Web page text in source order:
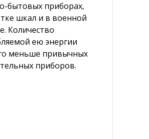
техника
текстиль
бытовых приборах,
шкал и в военной
Количество
ею энергии
меньше привычных
приборов.